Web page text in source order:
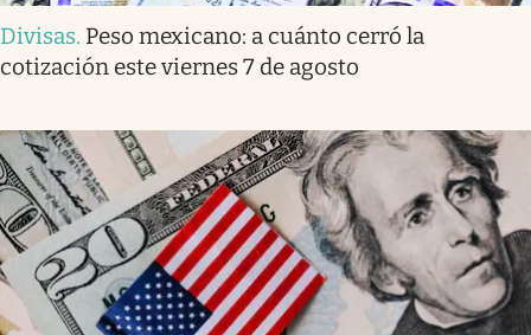
Divisas. Peso mexicano: a cuánto cerró la
cotización este viernes 7 de agosto